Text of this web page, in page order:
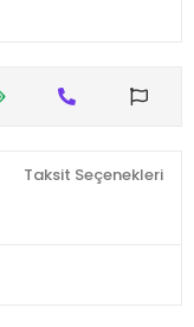
Taksit Seçenekleri